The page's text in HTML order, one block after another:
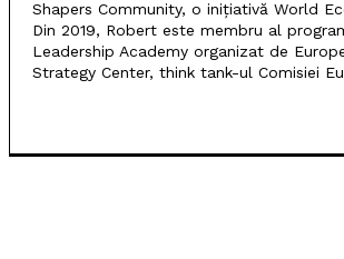
Shapers Community, o inițiativă World
Din 2019, Robert este membru al
Leadership Academy organizat de
Strategy Center, think tank-ul Comisiei